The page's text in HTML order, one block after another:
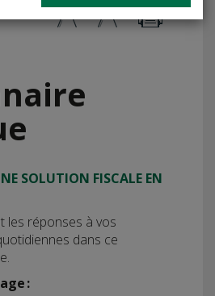
SOLUTION FISCALE EN
les réponses à vos
dans ce
: